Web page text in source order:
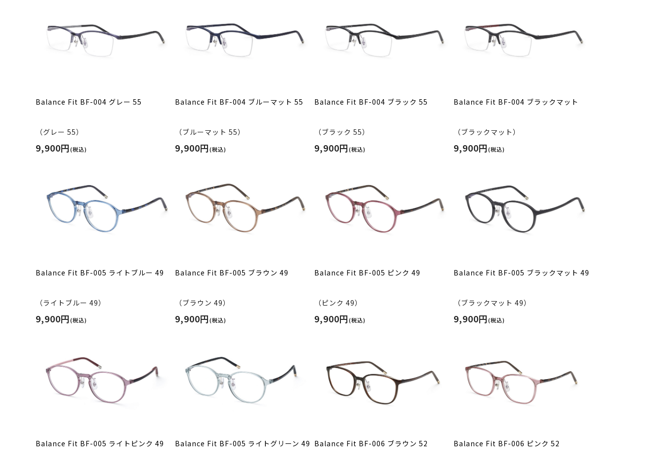
Balance Fit BF-004 グレー 55
（グレー 55）
9,900円(税込)
Balance Fit BF-004 ブルーマット 55
（ブルーマット 55）
9,900円(税込)
Balance Fit BF-004 ブラック 55
（ブラック 55）
9,900円(税込)
Balance Fit BF-004 ブラックマット
（ブラックマット）
9,900円(税込)
Balance Fit BF-005 ライトブルー 49
（ライトブルー 49）
9,900円(税込)
Balance Fit BF-005 ブラウン 49
（ブラウン 49）
9,900円(税込)
Balance Fit BF-005 ピンク 49
（ピンク 49）
9,900円(税込)
Balance Fit BF-005 ブラックマット 49
（ブラックマット 49）
9,900円(税込)
Balance Fit BF-005 ライトピンク 49 Balance Fit BF-005 ライトグリーン 49 Balance Fit BF-006 ブラウン 52 Balance Fit BF-006 ピンク 52